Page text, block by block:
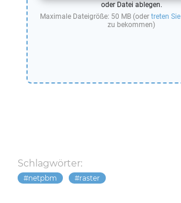
oder Datei ablegen.
Maximale Dateigröße: 50 MB (oder treten
zu bekommen)
Schlagwörter:
netpbm raster